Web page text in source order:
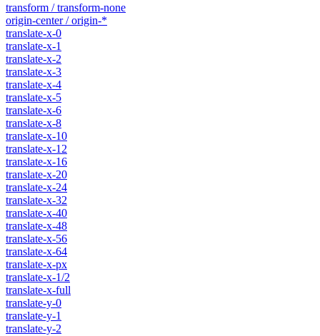
transform / transform-none
origin-center / origin-*
translate-x-0
translate-x-1
translate-x-2
translate-x-3
translate-x-4
translate-x-5
translate-x-6
translate-x-8
translate-x-10
translate-x-12
translate-x-16
translate-x-20
translate-x-24
translate-x-32
translate-x-40
translate-x-48
translate-x-56
translate-x-64
translate-x-px
translate-x-1/2
translate-x-full
translate-y-0
translate-y-1
translate-y-2